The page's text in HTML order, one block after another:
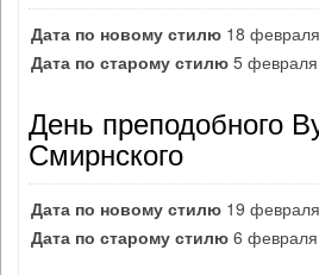
Дата по новому стилю 18 февраля
Дата по старому стилю 5 февраля
День преподобного
Смирнского
Дата по новому стилю 19 февраля
Дата по старому стилю 6 февраля